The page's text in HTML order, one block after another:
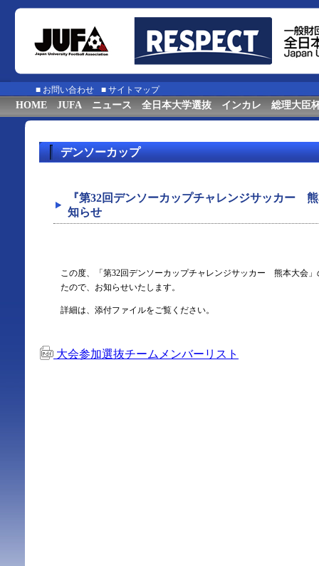
■ お問い合わせ ■ サイトマップ
HOME JUFA ニュース 全日本大学選抜 インカレ 総理大臣
デンソーカップ
『第32回デンソーカップチャレンジサッカー
知らせ
この度、「第32回デンソーカップチャレンジサッカー 熊本大会
たので、お知らせいたします。
詳細は、添付ファイルをご覧ください。
大会参加選抜チームメンバーリスト